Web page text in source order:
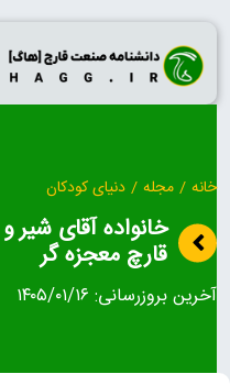
Skip
content
خانه / مجله / دنیای کودکان
خانواده آقای شیر و
قارچ معجزه گر
آخرین بروزرسانی: ۱۴۰۵/۰۱/۱۶